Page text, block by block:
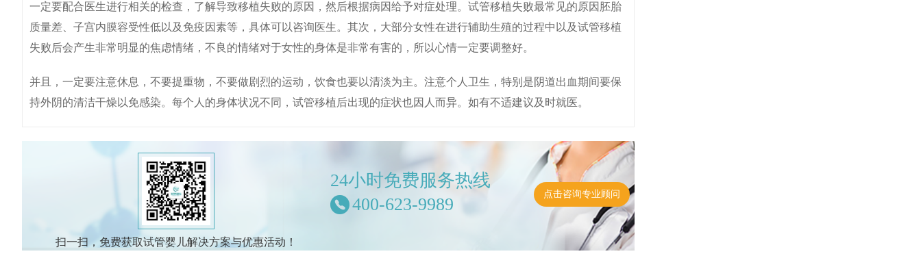
一定要配合医生进行相关的检查，了解导致移植失败的原因，然后根据病因给予对症处理。试管移植失败最常见的原因胚胎
质量差、子宫内膜容受性低以及免疫因素等，具体可以咨询医生。其次，大部分女性在进行辅助生殖的过程中以及试管移植
失败后会产生非常明显的焦虑情绪，不良的情绪对于女性的身体是非常有害的，所以心情一定要调整好。
并且，一定要注意休息，不要提重物，不要做剧烈的运动，饮食也要以清淡为主。注意个人卫生，特别是阴道出血期间要保
持外阴的清洁干燥以免感染。每个人的身体状况不同，试管移植后出现的症状也因人而异。如有不适建议及时就医。
扫一扫，免费获取试管婴儿解决方案与优惠活动！
24小时免费服务热线
400-623-9989
点击咨询专业顾问